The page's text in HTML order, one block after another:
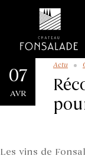
07
AVR
Actu
Les vins de